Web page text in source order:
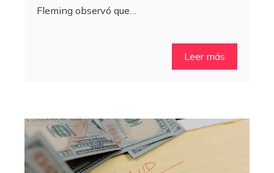
Fleming observó que…
Leer más